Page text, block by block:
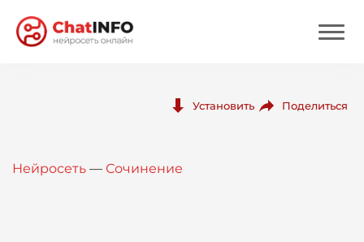
Вход
Установить Поделиться
Нейросеть — Сочинение